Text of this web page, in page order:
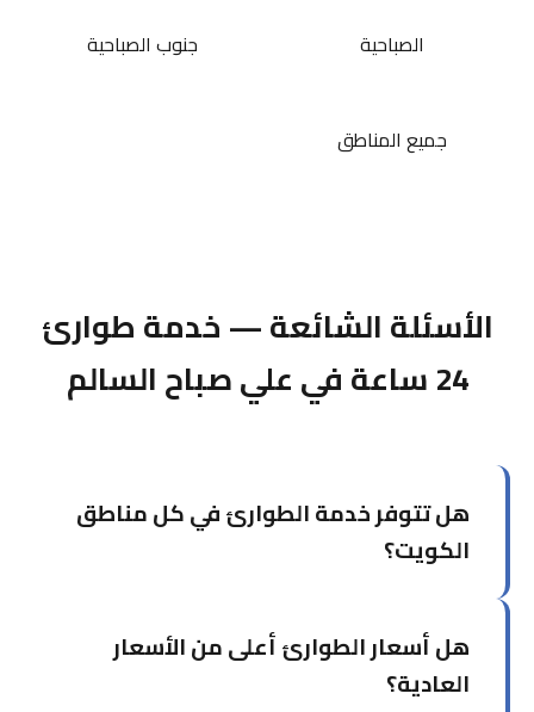
الصباحية جنوب الصباحية
جميع المناطق
الأسئلة الشائعة — خدمة طوارئ
24 ساعة في علي صباح السالم
هل تتوفر خدمة الطوارئ في كل مناطق
الكويت؟
وقت الوصول حسب البُعد عن مركزنا في حولي، لكننا
نسعى دائماً للوصول في أقل وقت ممكن.
هل أسعار الطوارئ أعلى من الأسعار
العادية؟